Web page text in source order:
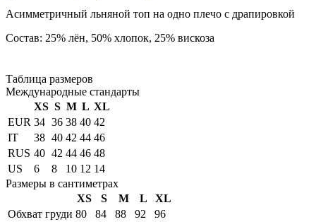
Асимметричный льняной топ на одно плечо с драпировкой
Состав: 25% лён, 50% хлопок, 25% вискоза
Таблица размеров
Международные стандарты
XS S M L XL
EUR 34 36 38 40 42
IT
38 40 42 44 46
RUS 40 42 44 46 48
US
6 8 10 12 14
Размеры в сантиметрах
XS
S M L
XL
Обхват груди 80 84 88 92
96